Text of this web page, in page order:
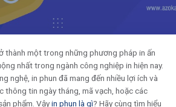
thành một trong những phương pháp in ấn
nhất trong ngành công nghiệp in hiện nay.
nghệ, in phun đã mang đến nhiều lợi ích và
thông tin ngày tháng, mã vạch, hoặc các
phẩm. Vậyin phun là gì? Hãy cùng tìm hiểu